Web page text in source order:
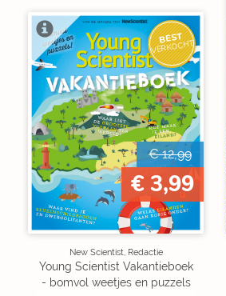
BEST
VERKOCHT
€ 12,99
€ 3,99
New Scientist, Redactie
Young Scientist Vakantieboek
- bomvol weetjes en puzzels